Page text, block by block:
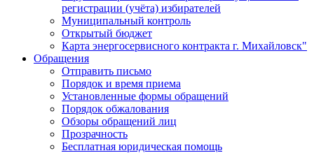
регистрации (учёта) избирателей
Муниципальный контроль
Открытый бюджет
Карта энергосервисного контракта г. Михайловск"
Обращения
Отправить письмо
Порядок и время приема
Установленные формы обращений
Порядок обжалования
Обзоры обращений лиц
Прозрачность
Бесплатная юридическая помощь